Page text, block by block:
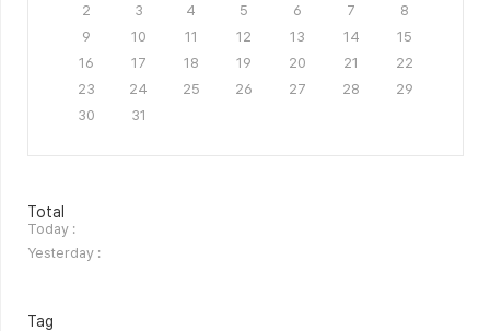
2
3 4 5 6 7
8
9
10 11 12 13 14
15
16
17 18 19 20 21
22
23
24 25 26 27 28
29
30
31
방
문
자
수
Total
Today :
Yesterday :
Tag